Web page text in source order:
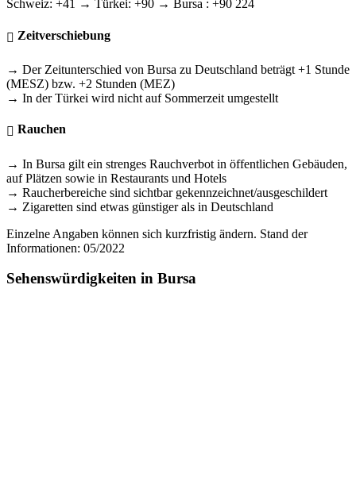
Schweiz: +41 → Türkei: +90 → Bursa : +90 224
Zeitverschiebung
→ Der Zeitunterschied von Bursa zu Deutschland beträgt +1 Stunde
(MESZ) bzw. +2 Stunden (MEZ)
→ In der Türkei wird nicht auf Sommerzeit umgestellt
Rauchen
→ In Bursa gilt ein strenges Rauchverbot in öffentlichen Gebäuden,
auf Plätzen sowie in Restaurants und Hotels
→ Raucherbereiche sind sichtbar gekennzeichnet/ausgeschildert
→ Zigaretten sind etwas günstiger als in Deutschland
Einzelne Angaben können sich kurzfristig ändern. Stand der
Informationen: 05/2022
Sehenswürdigkeiten in Bursa